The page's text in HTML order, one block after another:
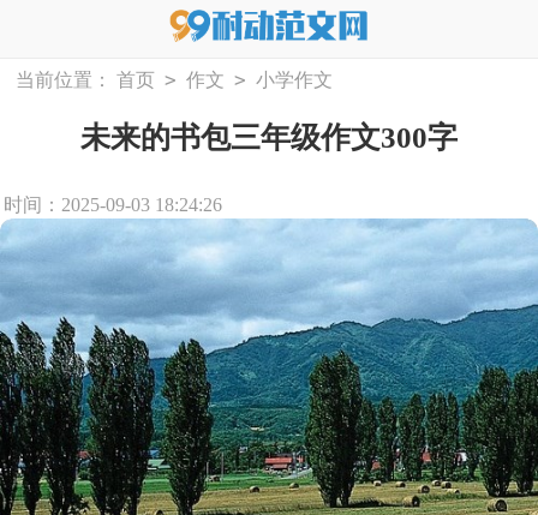
当前位置： 首页 > 作文 > 小学作文
未来的书包三年级作文300字
时间：2025-09-03 18:24:26